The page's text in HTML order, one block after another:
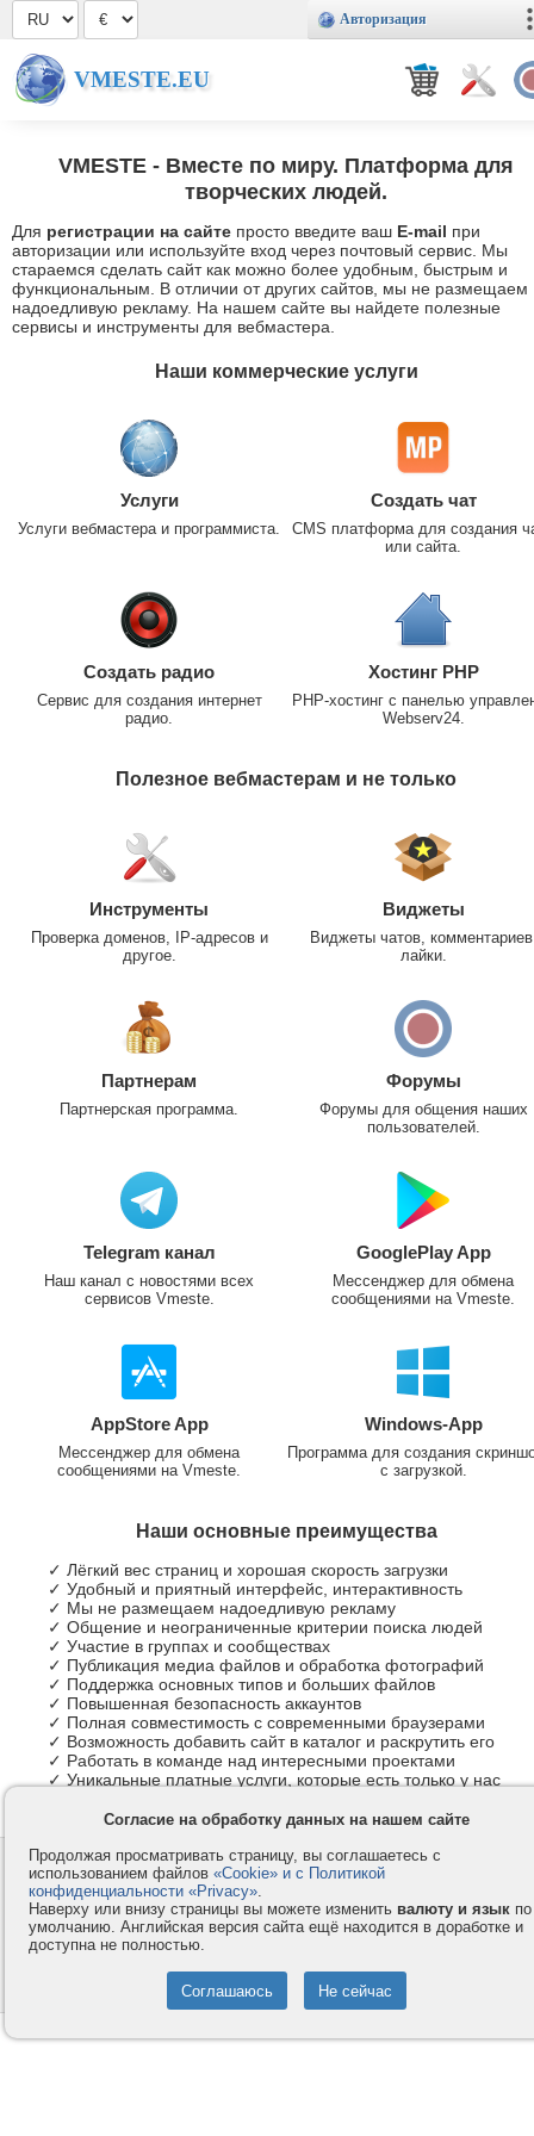
Авторизация
VMESTE.EU
VMESTE - Вместе по миру. Платформа для
творческих людей.
Для регистрации на сайте просто введите ваш E-mail при
авторизации или используйте вход через почтовый сервис. Мы
стараемся сделать сайт как можно более удобным, быстрым и
функциональным. В отличии от других сайтов, мы не размещаем
надоедливую рекламу. На нашем сайте вы найдете полезные
сервисы и инструменты для вебмастера.
Наши коммерческие услуги
Услуги
Услуги вебмастера и программиста.
Создать чат
CMS платформа для создания
или сайта.
Создать радио
Сервис для создания интернет
радио.
Хостинг PHP
PHP-хостинг с панелью
Webserv24.
Полезное вебмастерам и не только
Инструменты
Проверка доменов, IP-адресов и
другое.
Виджеты
Виджеты чатов,
лайки.
Партнерам
Партнерская программа.
Форумы
Форумы для общения наших
пользователей.
Telegram канал
Наш канал с новостями всех
сервисов Vmeste.
GooglePlay App
Мессенджер для обмена
сообщениями на Vmeste.
AppStore App
Мессенджер для обмена
сообщениями на Vmeste.
Windows-App
Программа для создания
с загрузкой.
Наши основные преимущества
✓ Лёгкий вес страниц и хорошая скорость загрузки
✓ Удобный и приятный интерфейс, интерактивность
✓ Мы не размещаем надоедливую рекламу
✓ Общение и неограниченные критерии поиска людей
✓ Участие в группах и сообществах
✓ Публикация медиа файлов и обработка фотографий
✓ Поддержка основных типов и больших файлов
✓ Повышенная безопасность аккаунтов
✓ Полная совместимость с современными браузерами
✓ Возможность добавить сайт в каталог и раскрутить его
✓ Работать в команде над интересными проектами
✓ Уникальные платные услуги, которые есть только у нас
Контакты
Компания
Privacy и Cookie
Услуги
Как оплатить
Помощь
© 2008-2026
- Все права защищены.
Согласие на обработку данных на нашем сайте
Продолжая просматривать страницу, вы соглашаетесь с
использованием файлов «Cookie» и с Политикой
конфиденциальности «Privacy».
Наверху или внизу страницы вы можете изменить валюту и язык по
умолчанию. Английская версия сайта ещё находится в доработке и
доступна не полностью.